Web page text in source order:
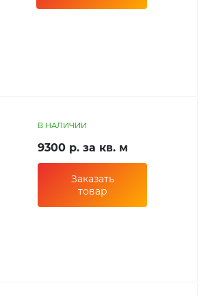
В НАЛИЧИИ
9300 р. за кв. м
Заказать
товар